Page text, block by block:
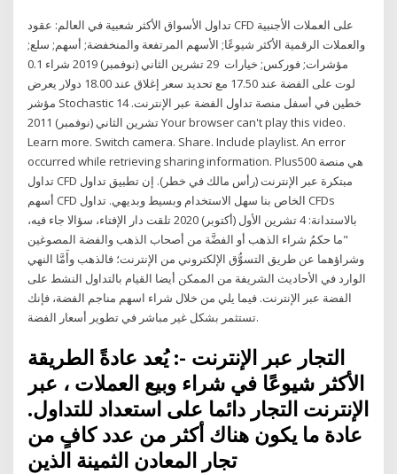
تداول الأسواق الأكثر شعبية في العالم: عقود CFD على العملات الأجنبية
والعملات الرقمية الأكثر شيوعًا; الأسهم المرتفعة والمنخفضة; أسهم; سلع;
مؤشرات; فوركس; خيارات 29 تشرين الثاني (نوفمبر) 2019 شراء 0.1
لوت على الفضة عند 17.50 مع تحديد سعر إغلاق عند 18.00 دولار يعرض
مؤشر Stochastic خطين في أسفل منصة تداول الفضة عبر الإنترنت. 14
تشرين الثاني (نوفمبر) 2011 Your browser can't play this video.
Learn more. Switch camera. Share. Include playlist. An error
occurred while retrieving sharing information. Plus500 هي منصة
تداول CFD مبتكرة عبر الإنترنت (رأس مالك في خطر). إن تطبيق تداول
أسهم CFD الخاص بنا سهل الاستخدام وبسيط وبديهي. تداول CFDs
بالاستدانة: 4 تشرين الأول (أكتوبر) 2020 تلقت دار الإفتاء، سؤالا جاء فيه،
"ما حكمُ شراء الذهب أو الفضَّة من أصحاب الذهب والفضة المصوغين
وشراؤهما عن طريق التسوُّق الإلكتروني من الإنترنت؛ فالذهب وأَمَّا النهي
الوارد في الأحاديث الشريفة من الممكن أيضا القيام بالتداول النشط على
الفضة عبر الإنترنت. فيما يلي من خلال شراء اسهم مناجم الفضة، فإنك
تستثمر بشكل غير مباشر في تطوير أسعار الفضة.
التجار عبر الإنترنت -: يُعد عادةً الطريقة
الأكثر شيوعًا في شراء وبيع العملات ، عبر
الإنترنت التجار دائما على استعداد للتداول.
عادة ما يكون هناك أكثر من عدد كافٍ من
تجار المعادن الثمينة الذين